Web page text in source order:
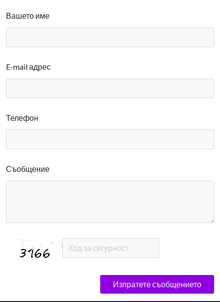
Вашето име
E-mail адрес
Телефон
Съобщение
Изпратете съобщението